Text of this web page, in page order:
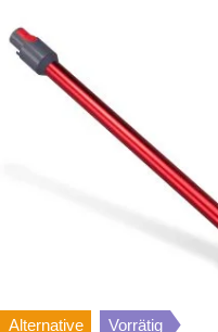
Alternative Vorrätig